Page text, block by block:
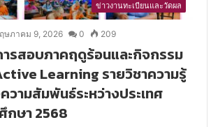
ข่าวงานทะเบียนและวัดผล
ษภาคม 9, 2026 0 209
รสอบภาคฤดูร้อนและกิจกรรม
Learning รายวิชาความรู้
วามสัมพันธ์ระหว่างประเทศ
กษา 2568